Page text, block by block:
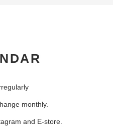
monthly.
and E-store.